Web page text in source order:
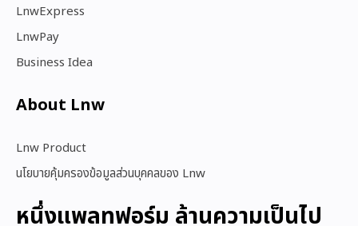
LnwExpress
LnwPay
Business Idea
About Lnw​
Lnw Product
นโยบายคุ้มครองข้อมูลส่วนบุคคลของ Lnw
หนึ่งแพลทฟอร์ม ล้านความเป็นไป